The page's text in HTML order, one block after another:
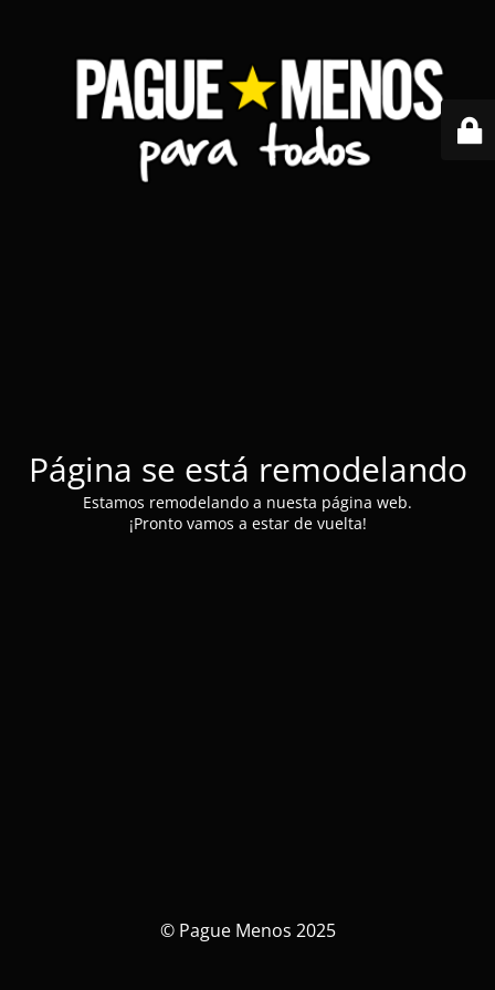
Página se está remodelando
Estamos remodelando a nuesta página web.
¡Pronto vamos a estar de vuelta!
© Pague Menos 2025